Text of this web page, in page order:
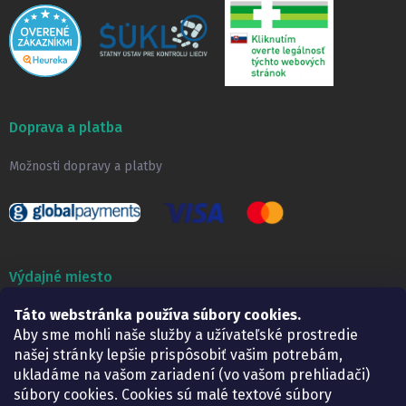
Táto webstránka používa súbory cookies.
Aby sme mohli naše služby a užívateľské prostredie
našej stránky lepšie prispôsobiť vašim potrebám,
ukladáme na vašom zariadení (vo vašom prehliadači)
súbory cookies. Cookies sú malé textové súbory
Doprava a platba
Možnosti dopravy a platby
Výdajné miesto
Lekáreň ADONAI
Košice – Smetanova 2
Pondelok:
07.30 – 15.30 h.
Utorok:
07.30 – 16.00 h.
Streda:
07.30 – 16.00 h.